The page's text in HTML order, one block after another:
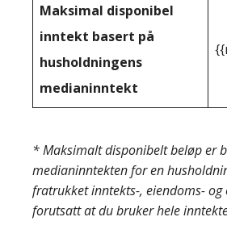
Maksimal disponibel
inntekt basert på
husholdningens
medianinntekt
* Maksimalt disponibelt beløp er
medianinntekten for en
fratrukket inntekts-, eiendoms- og
forutsatt at du bruker hele